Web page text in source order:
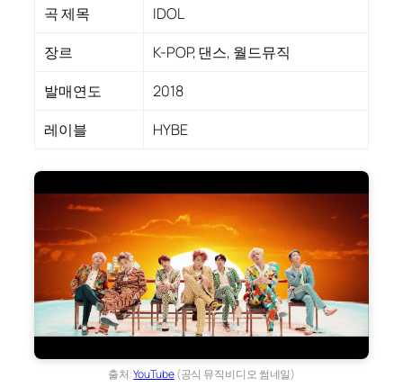
곡 제목
IDOL
장르
K-POP, 댄스, 월드뮤직
발매연도
2018
레이블
HYBE
출처:YouTube(공식 뮤직비디오 썸네일)